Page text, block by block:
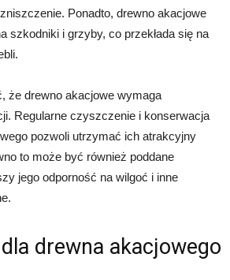
Ponadto, drewno akacjowe
szkodniki i grzyby, co przekłada się na
że drewno akacjowe wymaga
Regularne czyszczenie i konserwacja
pozwoli utrzymać ich atrakcyjny
to może być również poddane
jego odporność na wilgoć i inne
drewna akacjowego